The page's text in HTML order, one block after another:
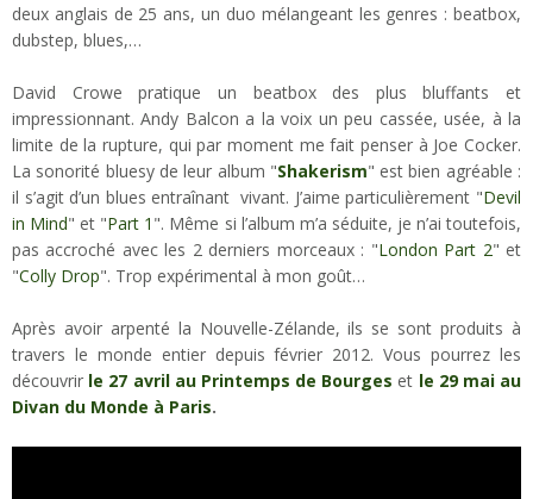
deux anglais de 25 ans, un duo mélangeant les genres : beatbox,
dubstep, blues,…
David Crowe pratique un beatbox des plus bluffants et
impressionnant. Andy Balcon a la voix un peu cassée, usée, à la
limite de la rupture, qui par moment me fait penser à Joe Cocker.
La sonorité bluesy de leur album "Shakerism" est bien agréable :
il s’agit d’un blues entraînant vivant. J’aime particulièrement "Devil
in Mind" et "Part 1 ". Même si l’album m’a séduite, je n’ai toutefois,
pas accroché avec les 2 derniers morceaux : "London Part 2" et
"Colly Drop". Trop expérimental à mon goût…
Après avoir arpenté la Nouvelle-Zélande, ils se sont produits à
travers le monde entier depuis février 2012. Vous pourrez les
découvrir le 27 avril au Printemps de Bourges et le 29 mai au
Divan du Monde à Paris.